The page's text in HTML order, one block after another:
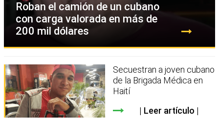
Roban el camión de un cubano
con carga valorada en más de
200 mil dólares
Secuestran a joven cubano
de la Brigada Médica en
Haití
Leer artículo